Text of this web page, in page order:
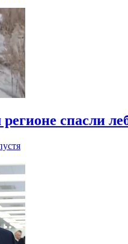
спасли